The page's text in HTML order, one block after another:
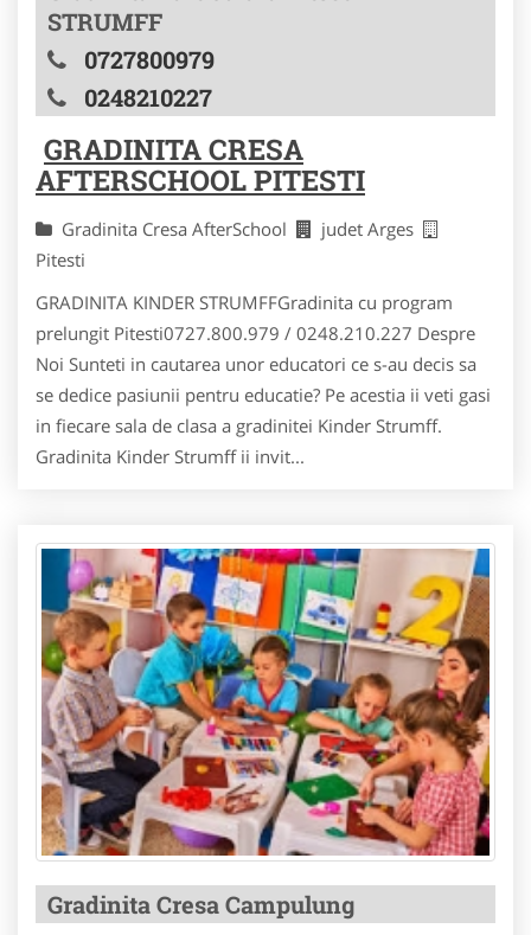
STRUMFF
0727800979
0248210227
GRADINITA CRESA
AFTERSCHOOL PITESTI
Gradinita Cresa AfterSchool
judet Arges
Pitesti
GRADINITA KINDER STRUMFFGradinita cu program
prelungit Pitesti0727.800.979 / 0248.210.227 Despre
Noi Sunteti in cautarea unor educatori ce s-au decis sa
se dedice pasiunii pentru educatie? Pe acestia ii veti gasi
in fiecare sala de clasa a gradinitei Kinder Strumff.
Gradinita Kinder Strumff ii invit...
Gradinita Cresa Campulung